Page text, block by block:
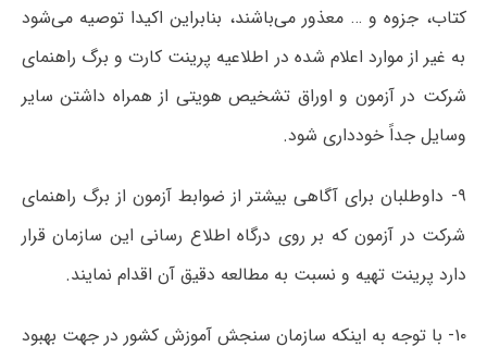
کتاب، جزوه و … معذور می‌باشند، بنابراین اکیدا توصیه می‌شود
به غیر از موارد اعلام شده در اطلاعیه پرینت کارت و برگ راهنمای
شرکت در آزمون و اوراق تشخیص هویتی از همراه داشتن سایر
وسایل جداً خودداری شود.
۹- داوطلبان برای آگاهی بیشتر از ضوابط آزمون از برگ راهنمای
شرکت در آزمون که بر روی درگاه اطلاع رسانی این سازمان قرار
دارد پرینت تهیه و نسبت به مطالعه دقیق آن اقدام نمایند.
۱۰- با توجه به اینکه سازمان سنجش آموزش کشور در جهت بهبود